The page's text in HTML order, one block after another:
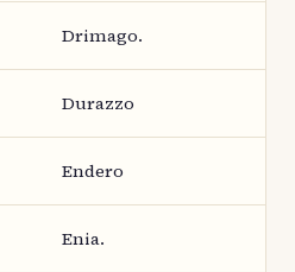
Drimago.
Durazzo
Endero
Enia.